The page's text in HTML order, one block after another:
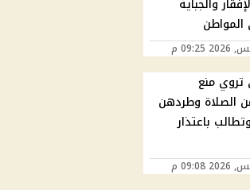
والجباية
منع
الصلاة وطردهن
باعتذار